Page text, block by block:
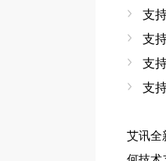
支
支
支
支
艾讯全